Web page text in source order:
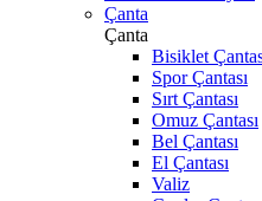
Çanta
Çanta
Bisiklet
Spor Çantası
Sırt Çantası
Omuz Çantası
Bel Çantası
El Çantası
Valiz